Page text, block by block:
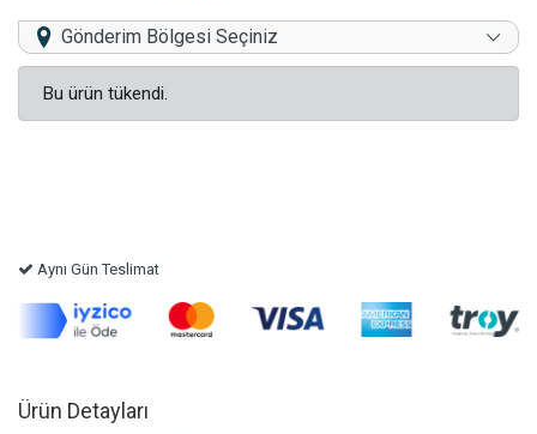
Gönderim Bölgesi Seçiniz
Bu ürün tükendi.
Aynı Gün Teslimat
Ürün Detayları